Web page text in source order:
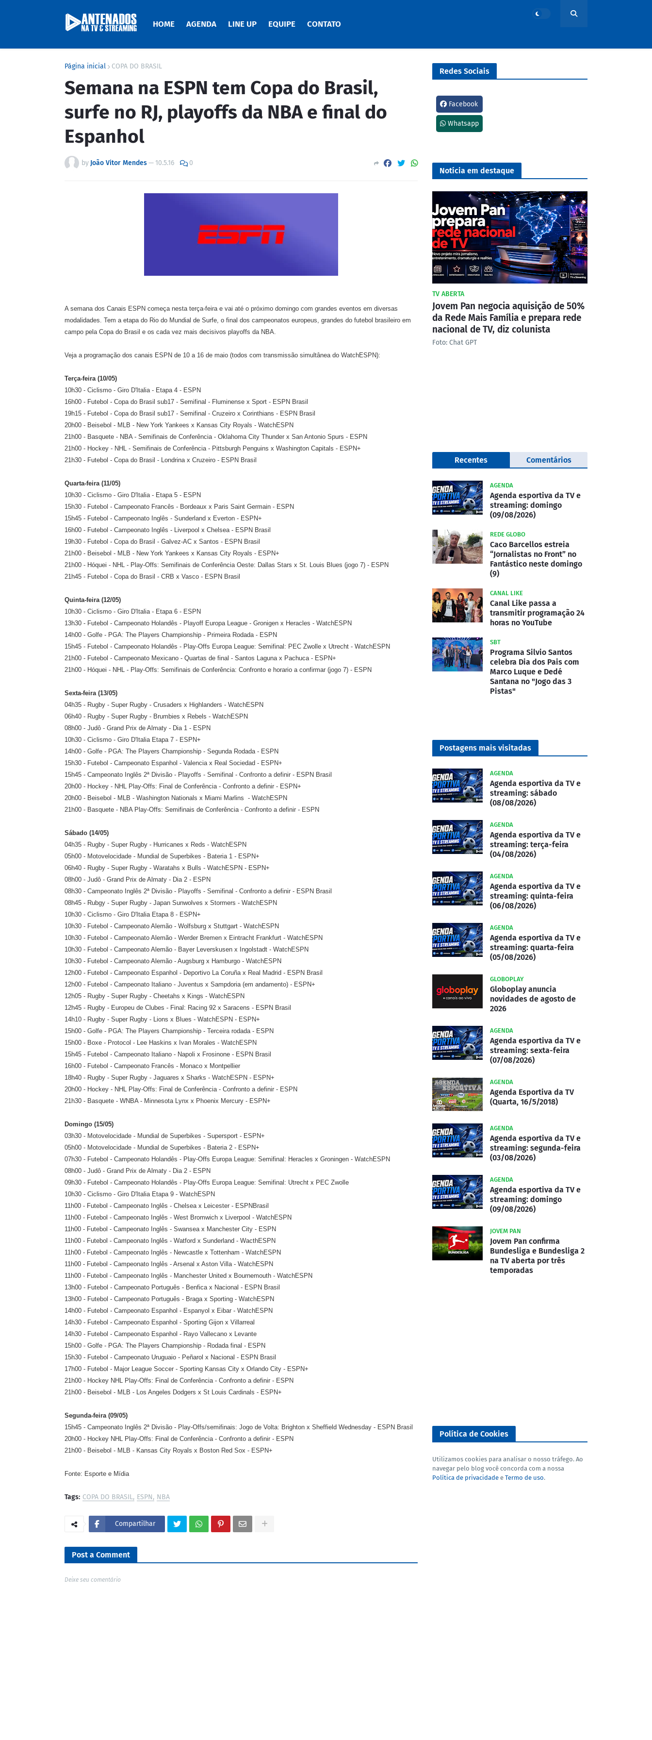
HOME AGENDA LINE UP EQUIPE CONTATO
Página inicial COPA DO BRASIL
Semana na ESPN tem Copa do Brasil,
surfe no RJ, playoffs da NBA e final do
Espanhol
by João Vitor Mendes— 10.5.16 0
A semana dos Canais ESPN começa nesta terça-feira e vai até o próximo domingo com grandes eventos em diversas
modalidades. Tem a etapa do Rio do Mundial de Surfe, o final dos campeonatos europeus, grandes do futebol brasileiro em
campo pela Copa do Brasil e os cada vez mais decisivos playoffs da NBA.
Veja a programação dos canais ESPN de 10 a 16 de maio (todos com transmissão simultânea do WatchESPN):
Terça-feira (10/05)
10h30 - Ciclismo - Giro D'Italia - Etapa 4 - ESPN
16h00 - Futebol - Copa do Brasil sub17 - Semifinal - Fluminense x Sport - ESPN Brasil
19h15 - Futebol - Copa do Brasil sub17 - Semifinal - Cruzeiro x Corinthians - ESPN Brasil
20h00 - Beisebol - MLB - New York Yankees x Kansas City Royals - WatchESPN
21h00 - Basquete - NBA - Semifinais de Conferência - Oklahoma City Thunder x San Antonio Spurs - ESPN
21h00 - Hockey - NHL - Semifinais de Conferência - Pittsburgh Penguins x Washington Capitals - ESPN+
21h30 - Futebol - Copa do Brasil - Londrina x Cruzeiro - ESPN Brasil
Quarta-feira (11/05)
10h30 - Ciclismo - Giro D'Italia - Etapa 5 - ESPN
15h30 - Futebol - Campeonato Francês - Bordeaux x Paris Saint Germain - ESPN
15h45 - Futebol - Campeonato Inglês - Sunderland x Everton - ESPN+
16h00 - Futebol - Campeonato Inglês - Liverpool x Chelsea - ESPN Brasil
19h30 - Futebol - Copa do Brasil - Galvez-AC x Santos - ESPN Brasil
21h00 - Beisebol - MLB - New York Yankees x Kansas City Royals - ESPN+
21h00 - Hóquei - NHL - Play-Offs: Semifinais de Conferência Oeste: Dallas Stars x St. Louis Blues (jogo 7) - ESPN
21h45 - Futebol - Copa do Brasil - CRB x Vasco - ESPN Brasil
Quinta-feira (12/05)
10h30 - Ciclismo - Giro D'Italia - Etapa 6 - ESPN
13h30 - Futebol - Campeonato Holandês - Playoff Europa League - Gronigen x Heracles - WatchESPN
14h00 - Golfe - PGA: The Players Championship - Primeira Rodada - ESPN
15h45 - Futebol - Campeonato Holandês - Play-Offs Europa League: Semifinal: PEC Zwolle x Utrecht - WatchESPN
21h00 - Futebol - Campeonato Mexicano - Quartas de final - Santos Laguna x Pachuca - ESPN+
21h00 - Hóquei - NHL - Play-Offs: Semifinais de Conferência: Confronto e horario a confirmar (jogo 7) - ESPN
Sexta-feira (13/05)
04h35 - Rugby - Super Rugby - Crusaders x Highlanders - WatchESPN
06h40 - Rugby - Super Rugby - Brumbies x Rebels - WatchESPN
08h00 - Judô - Grand Prix de Almaty - Dia 1 - ESPN
10h30 - Ciclismo - Giro D'Italia Etapa 7 - ESPN+
14h00 - Golfe - PGA: The Players Championship - Segunda Rodada - ESPN
15h30 - Futebol - Campeonato Espanhol - Valencia x Real Sociedad - ESPN+
15h45 - Campeonato Inglês 2ª Divisão - Playoffs - Semifinal - Confronto a definir - ESPN Brasil
20h00 - Hockey - NHL Play-Offs: Final de Conferência - Confronto a definir - ESPN+
20h00 - Beisebol - MLB - Washington Nationals x Miami Marlins - WatchESPN
21h00 - Basquete - NBA Play-Offs: Semifinais de Conferência - Confronto a definir - ESPN
Sábado (14/05)
04h35 - Rugby - Super Rugby - Hurricanes x Reds - WatchESPN
05h00 - Motovelocidade - Mundial de Superbikes - Bateria 1 - ESPN+
06h40 - Rugby - Super Rugby - Waratahs x Bulls - WatchESPN - ESPN+
08h00 - Judô - Grand Prix de Almaty - Dia 2 - ESPN
08h30 - Campeonato Inglês 2ª Divisão - Playoffs - Semifinal - Confronto a definir - ESPN Brasil
08h45 - Rubgy - Super Rugby - Japan Sunwolves x Stormers - WatchESPN
10h30 - Ciclismo - Giro D'Italia Etapa 8 - ESPN+
10h30 - Futebol - Campeonato Alemão - Wolfsburg x Stuttgart - WatchESPN
10h30 - Futebol - Campeonato Alemão - Werder Bremen x Eintracht Frankfurt - WatchESPN
10h30 - Futebol - Campeonato Alemão - Bayer Leverskusen x Ingolstadt - WatchESPN
10h30 - Futebol - Campeonato Alemão - Augsburg x Hamburgo - WatchESPN
12h00 - Futebol - Campeonato Espanhol - Deportivo La Coruña x Real Madrid - ESPN Brasil
12h00 - Futebol - Campeonato Italiano - Juventus x Sampdoria (em andamento) - ESPN+
12h05 - Rugby - Super Rugby - Cheetahs x Kings - WatchESPN
12h45 - Rugby - Europeu de Clubes - Final: Racing 92 x Saracens - ESPN Brasil
14h10 - Rugby - Super Rugby - Lions x Blues - WatchESPN - ESPN+
15h00 - Golfe - PGA: The Players Championship - Terceira rodada - ESPN
15h00 - Boxe - Protocol - Lee Haskins x Ivan Morales - WatchESPN
15h45 - Futebol - Campeonato Italiano - Napoli x Frosinone - ESPN Brasil
16h00 - Futebol - Campeonato Francês - Monaco x Montpellier
18h40 - Rugby - Super Rugby - Jaguares x Sharks - WatchESPN - ESPN+
20h00 - Hockey - NHL Play-Offs: Final de Conferência - Confronto a definir - ESPN
21h30 - Basquete - WNBA - Minnesota Lynx x Phoenix Mercury - ESPN+
Domingo (15/05)
03h30 - Motovelocidade - Mundial de Superbikes - Supersport - ESPN+
05h00 - Motovelocidade - Mundial de Superbikes - Bateria 2 - ESPN+
07h30 - Futebol - Campeonato Holandês - Play-Offs Europa League: Semifinal: Heracles x Groningen - WatchESPN
08h00 - Judô - Grand Prix de Almaty - Dia 2 - ESPN
09h30 - Futebol - Campeonato Holandês - Play-Offs Europa League: Semifinal: Utrecht x PEC Zwolle
10h30 - Ciclismo - Giro D'Italia Etapa 9 - WatchESPN
11h00 - Futebol - Campeonato Inglês - Chelsea x Leicester - ESPNBrasil
11h00 - Futebol - Campeonato Inglês - West Bromwich x Liverpool - WatchESPN
11h00 - Futebol - Campeonato Inglês - Swansea x Manchester City - ESPN
11h00 - Futebol - Campeonato Inglês - Watford x Sunderland - WacthESPN
11h00 - Futebol - Campeonato Inglês - Newcastle x Tottenham - WatchESPN
11h00 - Futebol - Campeonato Inglês - Arsenal x Aston Villa - WatchESPN
11h00 - Futebol - Campeonato Inglês - Manchester United x Bournemouth - WatchESPN
13h00 - Futebol - Campeonato Português - Benfica x Nacional - ESPN Brasil
13h00 - Futebol - Campeonato Português - Braga x Sporting - WatchESPN
14h00 - Futebol - Campeonato Espanhol - Espanyol x Eibar - WatchESPN
14h30 - Futebol - Campeonato Espanhol - Sporting Gijon x Villarreal
14h30 - Futebol - Campeonato Espanhol - Rayo Vallecano x Levante
15h00 - Golfe - PGA: The Players Championship - Rodada final - ESPN
15h30 - Futebol - Campeonato Uruguaio - Peñarol x Nacional - ESPN Brasil
17h00 - Futebol - Major League Soccer - Sporting Kansas City x Orlando City - ESPN+
21h00 - Hockey NHL Play-Offs: Final de Conferência - Confronto a definir - ESPN
21h00 - Beisebol - MLB - Los Angeles Dodgers x St Louis Cardinals - ESPN+
Segunda-feira (09/05)
15h45 - Campeonato Inglês 2ª Divisão - Play-Offs/semifinais: Jogo de Volta: Brighton x Sheffield Wednesday - ESPN Brasil
20h00 - Hockey NHL Play-Offs: Final de Conferência - Confronto a definir - ESPN
21h00 - Beisebol - MLB - Kansas City Royals x Boston Red Sox - ESPN+
Fonte: Esporte e Mídia
Tags: COPA DO BRASIL ESPN NBA
Compartilhar
Post a Comment
Deixe seu comentário
Redes Sociais
Facebook
Whatsapp
Notícia em destaque
TV ABERTA
Jovem Pan negocia aquisição de 50%
da Rede Mais Família e prepara rede
nacional de TV, diz colunista
Foto: Chat GPT
Recentes Comentários
AGENDA
Agenda esportiva da TV e
streaming: domingo
(09/08/2026)
REDE GLOBO
Caco Barcellos estreia
“Jornalistas no Front” no
Fantástico neste domingo
(9)
CANAL LIKE
Canal Like passa a
transmitir programação 24
horas no YouTube
SBT
Programa Silvio Santos
celebra Dia dos Pais com
Marco Luque e Dedé
Santana no "Jogo das 3
Pistas"
Postagens mais visitadas
AGENDA
Agenda esportiva da TV e
streaming: sábado
(08/08/2026)
AGENDA
Agenda esportiva da TV e
streaming: terça-feira
(04/08/2026)
AGENDA
Agenda esportiva da TV e
streaming: quinta-feira
(06/08/2026)
AGENDA
Agenda esportiva da TV e
streaming: quarta-feira
(05/08/2026)
GLOBOPLAY
Globoplay anuncia
novidades de agosto de
2026
AGENDA
Agenda esportiva da TV e
streaming: sexta-feira
(07/08/2026)
AGENDA
Agenda Esportiva da TV
(Quarta, 16/5/2018)
AGENDA
Agenda esportiva da TV e
streaming: segunda-feira
(03/08/2026)
AGENDA
Agenda esportiva da TV e
streaming: domingo
(09/08/2026)
JOVEM PAN
Jovem Pan confirma
Bundesliga e Bundesliga 2
na TV aberta por três
temporadas
Política de Cookies
Utilizamos cookies para analisar o nosso tráfego. Ao
navegar pelo blog você concorda com a nossa
Política de privacidade e Termo de uso.